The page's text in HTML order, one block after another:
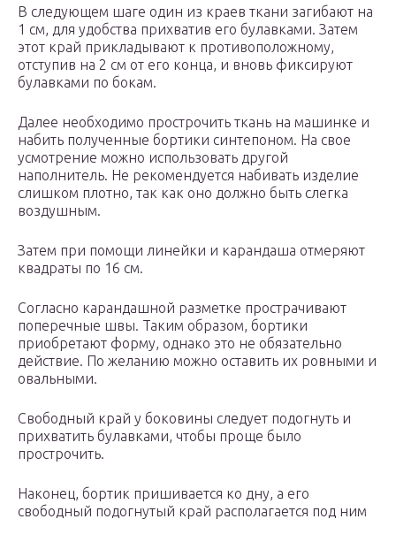
В следующем шаге один из краев ткани загибают на
1 см, для удобства прихватив его булавками. Затем
этот край прикладывают к противоположному,
отступив на 2 см от его конца, и вновь фиксируют
булавками по бокам.
Далее необходимо прострочить ткань на машинке и
набить полученные бортики синтепоном. На свое
усмотрение можно использовать другой
наполнитель. Не рекомендуется набивать изделие
слишком плотно, так как оно должно быть слегка
воздушным.
Затем при помощи линейки и карандаша отмеряют
квадраты по 16 см.
Согласно карандашной разметке прострачивают
поперечные швы. Таким образом, бортики
приобретают форму, однако это не обязательно
действие. По желанию можно оставить их ровными и
овальными.
Свободный край у боковины следует подогнуть и
прихватить булавками, чтобы проще было
прострочить.
Наконец, бортик пришивается ко дну, а его
свободный подогнутый край располагается под ним